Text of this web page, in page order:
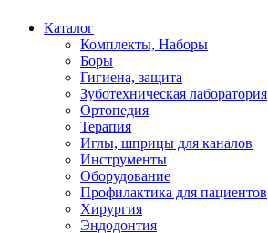
Каталог
Комплекты, Наборы
Боры
Гигиена, защита
Зуботехническая лаборатория
Ортопедия
Терапия
Иглы, шприцы для каналов
Инструменты
Оборудование
Профилактика для пациентов
Хирургия
Эндодонтия